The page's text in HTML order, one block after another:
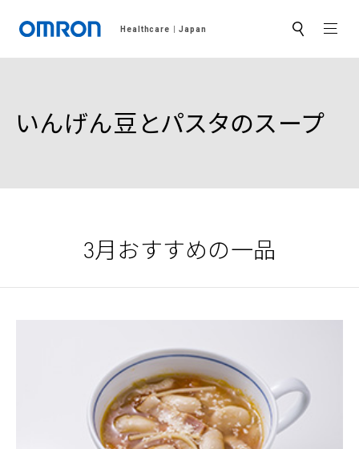
Healthcare Japan サ
ト
いんげん豆とパスタのスープ
3月おすすめの一品